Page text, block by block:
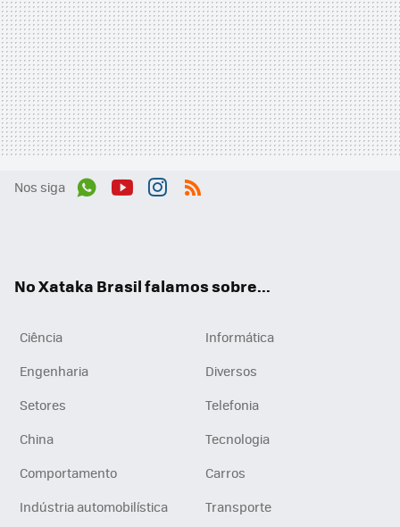
Nos siga
No Xataka Brasil falamos sobre...
Ciência
Informática
Engenharia
Diversos
Setores
Telefonia
China
Tecnologia
Comportamento
Carros
Indústria automobilística
Transporte